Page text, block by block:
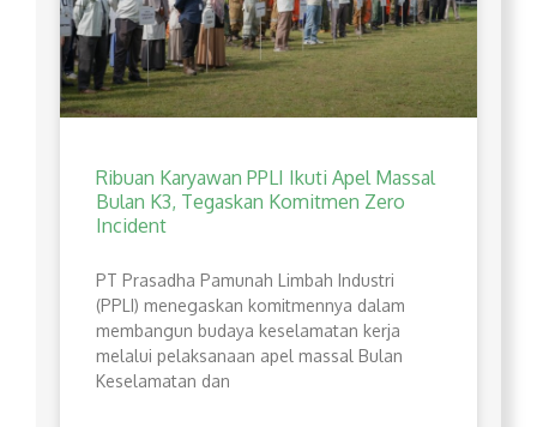
Ribuan Karyawan PPLI Ikuti Apel Massal
Bulan K3, Tegaskan Komitmen Zero
Incident
PT Prasadha Pamunah Limbah Industri
(PPLI) menegaskan komitmennya dalam
membangun budaya keselamatan kerja
melalui pelaksanaan apel massal Bulan
Keselamatan dan